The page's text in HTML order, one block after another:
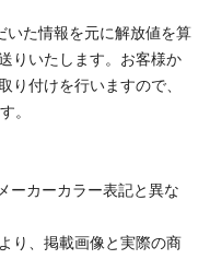
た情報を元に解放値を算
りいたします。お客様か
り付けを行いますので、
。
ーカーカラー表記と異な
り、掲載画像と実際の商